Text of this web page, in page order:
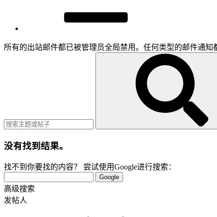
所有的出站邮件都已被管理员全局禁用。任何类型的邮件通知
没有找到结果。
找不到你要找的内容？ 尝试使用Google进行搜索：
Google
高级搜索
发帖人